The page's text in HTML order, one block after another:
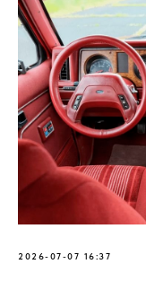
2026-07-07 16:37